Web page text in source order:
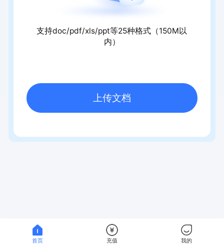
支持doc/pdf/xls/ppt等25种格式（150M以
内）
上传文档
首页 充值 我的